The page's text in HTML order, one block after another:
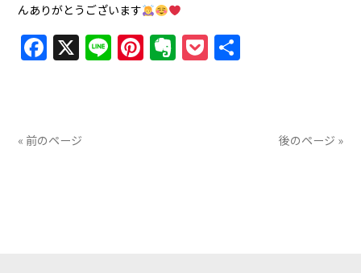
んありがとうございます
Facebook
X LinePinterest
Evernote
Pocket
« 前のページ 後のページ »